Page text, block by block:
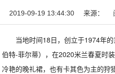
2019-09-19 13:44:30 来源：
当地时间18日，创立于1974年
伯特-菲尔蒂），在2020米兰春夏时
冷艳的晚礼裙，也有卡其色为主的狩